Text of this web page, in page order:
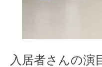
入居者さんの演